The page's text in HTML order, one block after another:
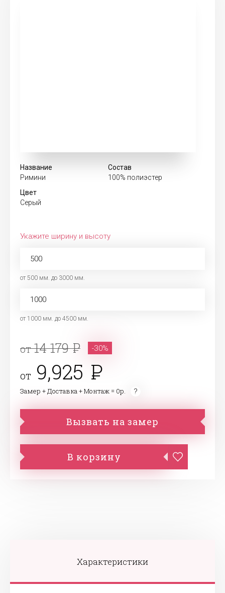
Название
Римини
Состав
100% полиэстер
Цвет
Серый
Укажите ширину и высоту
от 500 мм. до 3000 мм.
от 1000 мм. до 4500 мм.
от14 179 -30%
от 9,925
Замер + Доставка + Монтаж = 0р.
Вызвать на замер
В корзину
Характеристики